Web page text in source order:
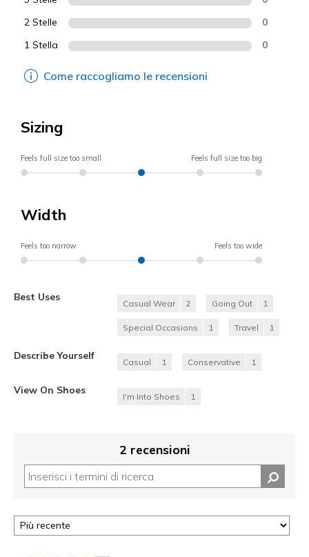
2 Stelle 0
1 Stella 0
Come raccogliamo le recensioni
Sizing
Feels full size too small Feels full size too big
Width
Feels too narrow Feels too wide
Best Uses
Casual Wear 2 Going Out 1
Special Occasions 1 Travel 1
Describe Yourself
Casual 1 Conservative 1
View On Shoes
I'm Into Shoes 1
2 recensioni